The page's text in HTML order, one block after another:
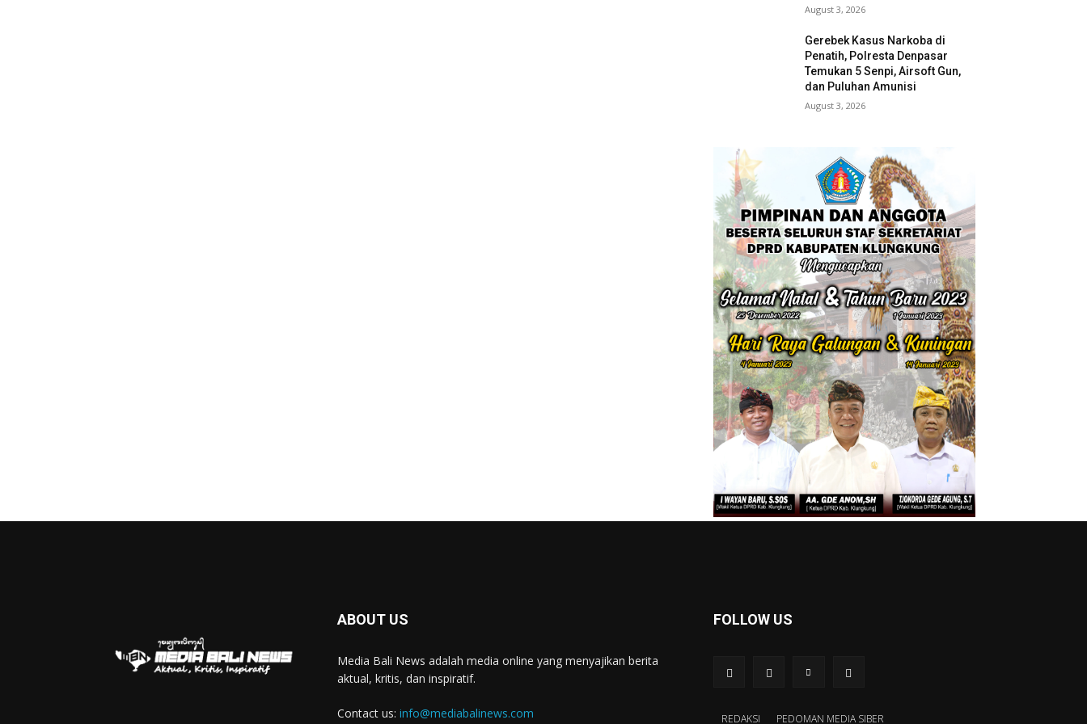
August 3, 2026
Gerebek Kasus Narkoba di
Penatih, Polresta Denpasar
Temukan 5 Senpi, Airsoft Gun,
dan Puluhan Amunisi
August 3, 2026
ABOUT US
Media Bali News adalah media online yang menyajikan berita
aktual, kritis, dan inspiratif.
Contact us: info@mediabalinews.com
FOLLOW US
REDAKSI PEDOMAN MEDIA SIBER